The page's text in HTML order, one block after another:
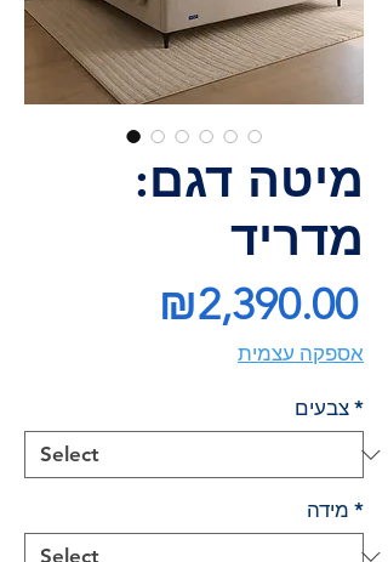
מיטה דגם:
מדריד
₪2,390.00
אספקה עצמית
צבעים *
מידה *